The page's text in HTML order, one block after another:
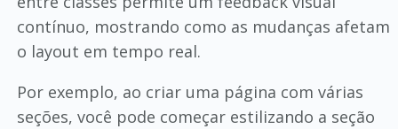
contínuo, mostrando como as mudanças afetam
o layout em tempo real.
Por exemplo, ao criar uma página com várias
seções, você pode começar estilizando a seção